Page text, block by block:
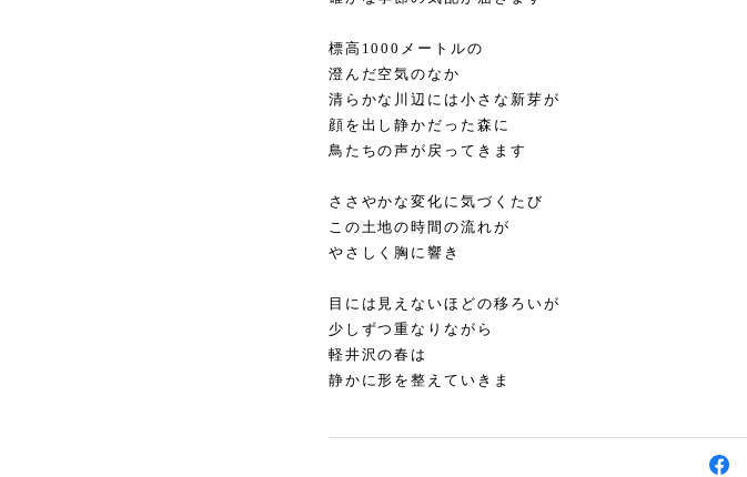
標高1000メートルの
澄んだ空気のなか
清らかな川辺には小さな新芽が
顔を出し静かだった森に
鳥たちの声が戻ってきます
ささやかな変化に気づくたび
この土地の時間の流れが
やさしく胸に響き
目には見えないほどの移ろいが
少しずつ重なりながら
軽井沢の春は
静かに形を整えていきま